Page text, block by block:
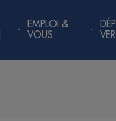
EMPLOI &
VOUS
VERT